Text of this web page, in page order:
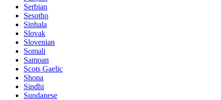
Serbian
Sesotho
Sinhala
Slovak
Slovenian
Somali
Samoan
Scots Gaelic
Shona
Sindhi
Sundanese